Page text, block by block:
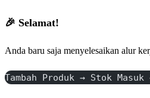
🎉 Selamat!
Anda baru saja menyelesaikan alur
Tambah Produk → Stok